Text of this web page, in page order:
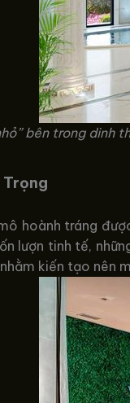
bên trong dinh
Trọng
hoành tráng
lượn tinh tế,
kiến tạo nên